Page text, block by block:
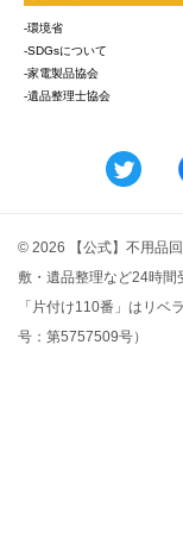
-環境省
-SDGsについて
-家電製品協会
-遺品整理士協会
© 2026 【公式】不用品
敷・遺品整理など24時間
「片付け110番」はリベ
号：第5757509号）